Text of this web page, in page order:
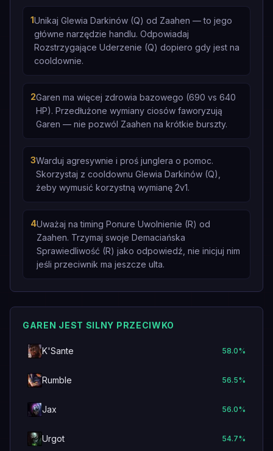
1Unikaj Glewia Darkinów (Q) od Zaahen — to jego
główne narzędzie handlu. Odpowiadaj
Rozstrzygające Uderzenie (Q) dopiero gdy jest na
cooldownie.
2Garen ma więcej zdrowia bazowego (690 vs 640
HP). Przedłużone wymiany ciosów faworyzują
Garen — nie pozwól Zaahen na krótkie burszty.
3Warduj agresywnie i proś junglera o pomoc.
Skorzystaj z cooldownu Glewia Darkinów (Q),
żeby wymusić korzystną wymianę 2v1.
4Uważaj na timing Ponure Uwolnienie (R) od
Zaahen. Trzymaj swoje Demaciańska
Sprawiedliwość (R) jako odpowiedź, nie inicjuj nim
jeśli przeciwnik ma jeszcze ulta.
GAREN JEST SILNY PRZECIWKO
K'Sante 58.0%
Rumble 56.5%
Jax 56.0%
Urgot 54.7%